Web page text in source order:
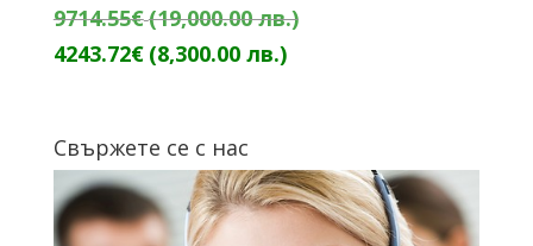
9714.55€(19,000.00 лв.)Original
лв.).
4243.72€ (8,300.00 лв.)Текущата
(8,300.00
лв.).
Свържете се с нас